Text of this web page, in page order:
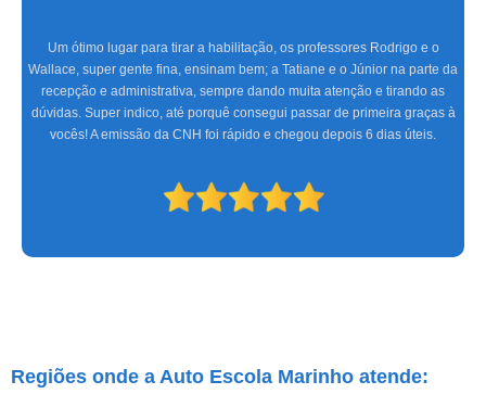
Fazer aulas com a Marinho foi a melhor experiência que tive, com uma
equipe altamente treinada, profissionais de excelente gabarito, foram seis
meses de muita alegria e sucesso do CFC às aulas práticas, só tenho a
agradecer. Espero que os novos condutores tenham a mesma satisfação
que eu.
Regiões onde a Auto Escola Marinho atende: